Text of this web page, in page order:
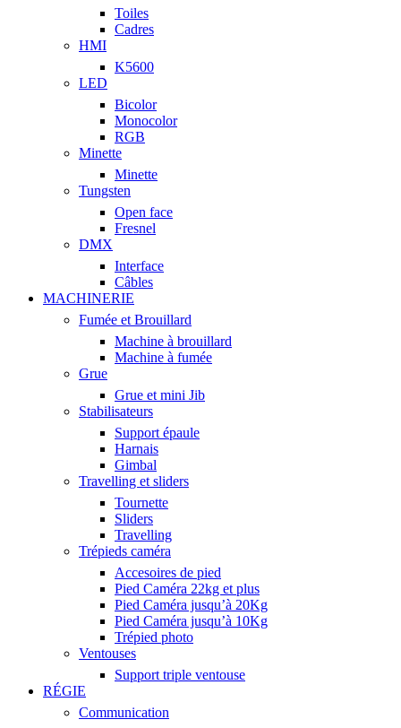
Toiles
Cadres
HMI
K5600
LED
Bicolor
Monocolor
RGB
Minette
Minette
Tungsten
Open face
Fresnel
DMX
Interface
Câbles
MACHINERIE
Fumée et Brouillard
Machine à brouillard
Machine à fumée
Grue
Grue et mini Jib
Stabilisateurs
Support épaule
Harnais
Gimbal
Travelling et sliders
Tournette
Sliders
Travelling
Trépieds caméra
Accesoires de pied
Pied Caméra 22kg et plus
Pied Caméra jusqu’à 20Kg
Pied Caméra jusqu’à 10Kg
Trépied photo
Ventouses
Support triple ventouse
RÉGIE
Communication